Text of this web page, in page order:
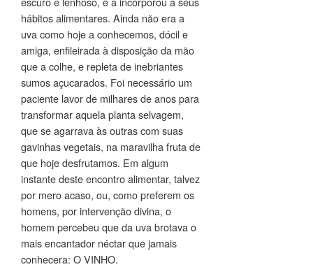
hábitos alimentares. Ainda não era a
uva como hoje a conhecemos, dócil e
amiga, enfileirada à disposição da mão
que a colhe, e repleta de inebriantes
sumos açucarados. Foi necessário um
paciente lavor de milhares de anos para
transformar aquela planta selvagem,
que se agarrava às outras com suas
gavinhas vegetais, na maravilha fruta de
que hoje desfrutamos. Em algum
instante deste encontro alimentar, talvez
por mero acaso, ou, como preferem os
homens, por intervenção divina, o
homem percebeu que da uva brotava o
mais encantador néctar que jamais
conhecera: O VINHO.